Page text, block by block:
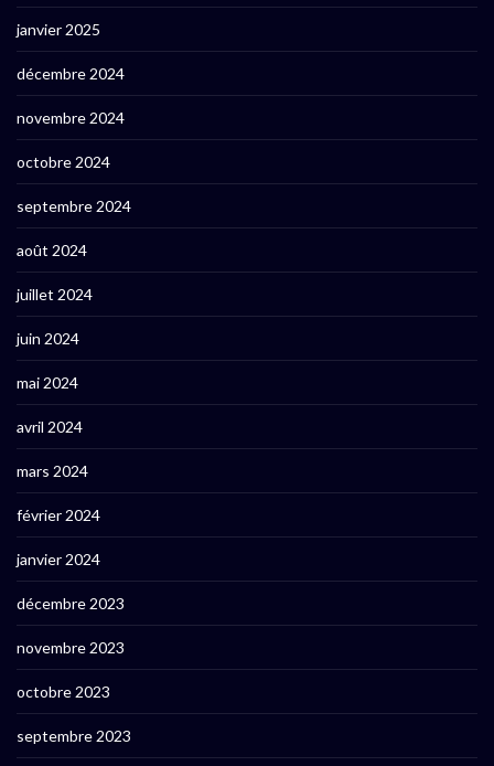
janvier 2025
décembre 2024
novembre 2024
octobre 2024
septembre 2024
août 2024
juillet 2024
juin 2024
mai 2024
avril 2024
mars 2024
février 2024
janvier 2024
décembre 2023
novembre 2023
octobre 2023
septembre 2023